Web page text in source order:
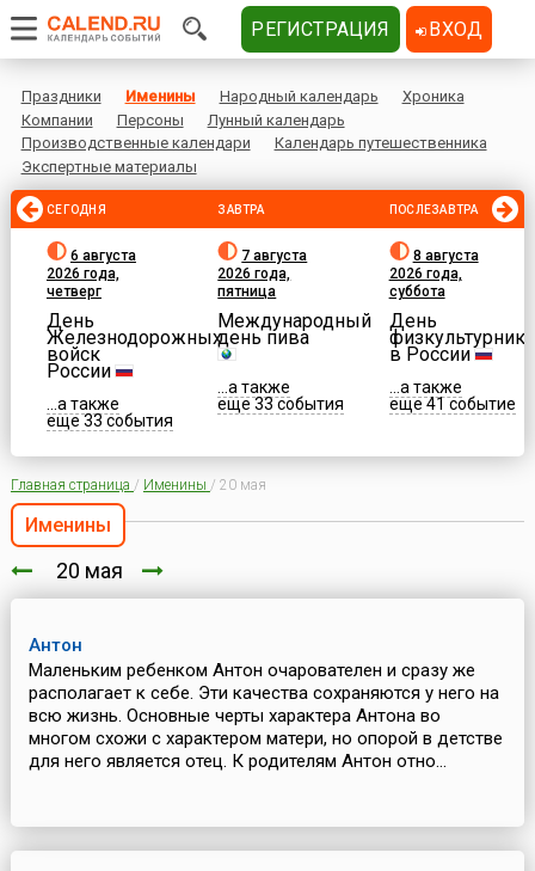
Праздники Именины Народный календарь
Хроника
Компании
Персоны
Лунный календарь
Производственные календари
Календарь путешественника
Экспертные материалы
СЕГОДНЯ
6 августа
2026 года,
четверг
День
Железнодорожных
войск
России
...а также
еще 33 события
ЗАВТРА
7 августа
2026 года,
пятница
Международный
день пива
...а также
еще 33 события
ПОСЛЕЗАВТРА
8 августа
2026 года,
суббота
День
физкультурника
в России
...а также
еще 41 событие
Главная страница / Именины / 20 мая
Именины
20 мая
Антон
Маленьким ребенком Антон очарователен и сразу же
располагает к себе. Эти качества сохраняются у него на
всю жизнь. Основные черты характера Антона во
многом схожи с характером матери, но опорой в детстве
для него является отец. К родителям Антон отно...
РЕГИСТРАЦИЯ ВХОД